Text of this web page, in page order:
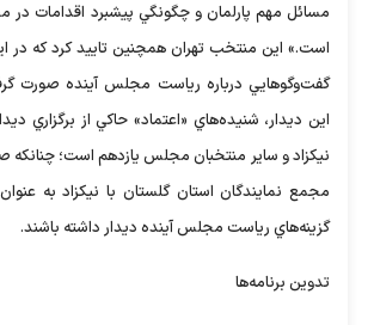
مسائل مهم پارلمان و چگونگي پيشبرد اقدامات
است.» اين منتخب تهران همچنين تاييد كرد كه در
گفت‌وگوهايي درباره رياست مجلس آينده صورت
اين ديدار، شنيده‌هاي «اعتماد» حاكي از برگزاري
نيكزاد و ساير منتخبان مجلس يازدهم است؛ چنانكه
مجمع نمايندگان استان گلستان با نيكزاد به
گزينه‌هاي رياست مجلس آينده ديدار داشته باشند.
تدوين برنامه‌ها